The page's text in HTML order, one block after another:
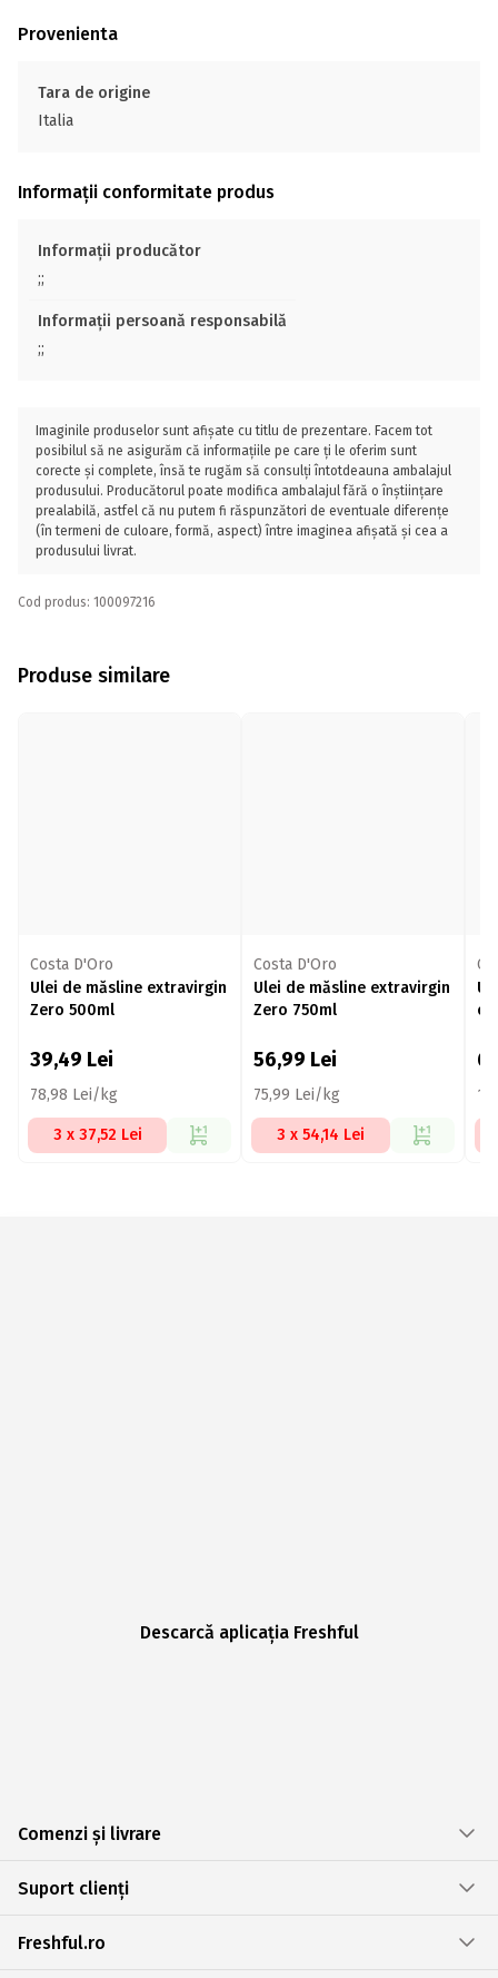
Provenienta
Tara de origine
Italia
Informații conformitate produs
Informații producător
;;
Informații persoană responsabilă
;;
Imaginile produselor sunt afișate cu titlu de prezentare. Facem tot
posibilul să ne asigurăm că informațiile pe care ți le oferim sunt
corecte și complete, însă te rugăm să consulți întotdeauna ambalajul
produsului. Producătorul poate modifica ambalajul fără o înștiințare
prealabilă, astfel că nu putem fi răspunzători de eventuale diferențe
(în termeni de culoare, formă, aspect) între imaginea afișată și cea a
produsului livrat.
Cod produs: 100097216
Produse similare
Costa D'Oro
Ulei de măsline extravirgin
Zero 500ml
39,49 Lei
78,98 Lei/kg
3 x 37,52 Lei
Costa D'Oro
Ulei de măsline extravirgin
Zero 750ml
56,99 Lei
75,99 Lei/kg
3 x 54,14 Lei
Descarcă aplicația Freshful
Comenzi și livrare
Suport clienți
Freshful.ro